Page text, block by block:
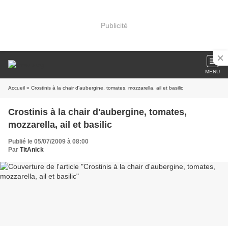
Publicité
MENU
Accueil » Crostinis à la chair d'aubergine, tomates, mozzarella, ail et basilic
Crostinis à la chair d'aubergine, tomates,
mozzarella, ail et basilic
Publié le 05/07/2009 à 08:00
Par TitAnick